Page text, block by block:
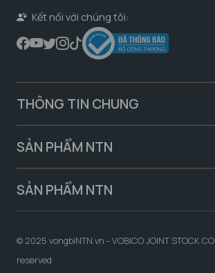
Kết nối với chúng tôi:
THÔNG TIN CHUNG
SẢN PHẨM NTN
SẢN PHẨM NTN
© 2025 vongbiNTN.vn - VOBICO JOINT STOCK
reserved